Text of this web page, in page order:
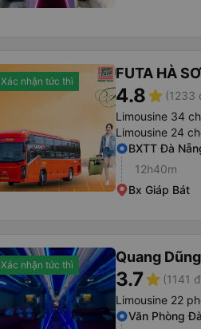
Xác nhận tức thì FUTA HÀ
4.8star (1233
Limousine 34
Limousine 24
BXTT Đà
12h40m
Bx Giáp Bát
Xác nhận tức thì Quang
3.7star (1141
Limousine 22
Văn Phòng